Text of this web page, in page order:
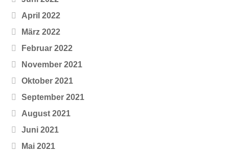
April 2022
März 2022
Februar 2022
November 2021
Oktober 2021
September 2021
August 2021
Juni 2021
Mai 2021